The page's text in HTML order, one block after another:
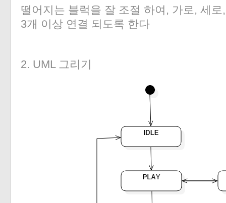
떨어지는 블럭을 잘 조절 하여, 가로, 세
3개 이상 연결 되도록 한다
2. UML 그리기